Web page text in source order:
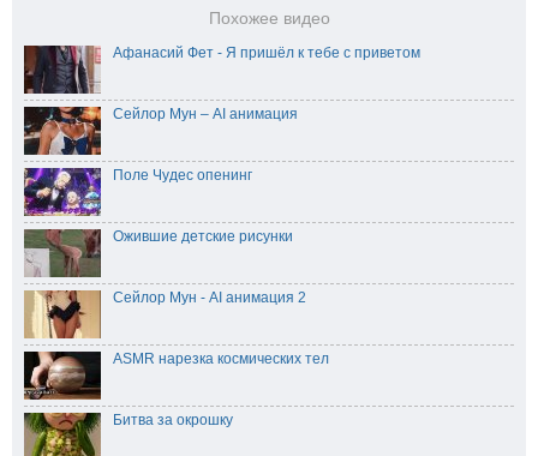
Похожее видео
Афанасий Фет - Я пришёл к тебе с приветом
Сейлор Мун – AI анимация
Поле Чудес опенинг
Ожившие детские рисунки
Сейлор Мун - AI анимация 2
ASMR нарезка космических тел
Битва за окрошку